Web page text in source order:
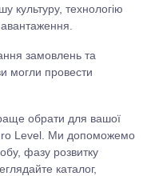
культуру, технологію
замовлень та
могли провести
обрати для вашої
Level. Ми допоможемо
фазу розвитку
каталог,